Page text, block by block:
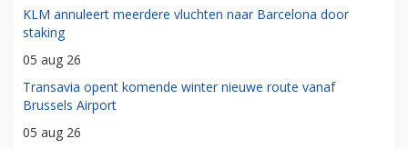
KLM annuleert meerdere vluchten naar Barcelona door
staking
05 aug 26
Transavia opent komende winter nieuwe route vanaf
Brussels Airport
05 aug 26